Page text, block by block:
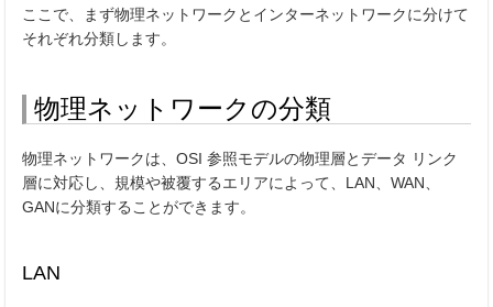
ここで、まず物理ネットワークとインターネットワークに分けて
それぞれ分類します。
物理ネットワークの分類
物理ネットワークは、OSI 参照モデルの物理層とデータ リンク
層に対応し、規模や被覆するエリアによって、LAN、WAN、
GANに分類することができます。
LAN